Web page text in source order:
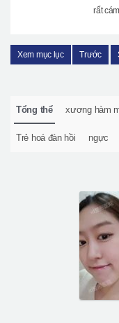
rất
Xem mục lục Trước
Tổng thể xương hàm
Trẻ hoá đàn hồi ngực